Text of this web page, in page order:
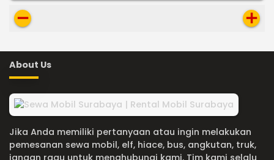
remove add
About Us
Jika Anda memiliki pertanyaan atau ingin melakukan
pemesanan sewa mobil, elf, hiace, bus, angkutan, truk,